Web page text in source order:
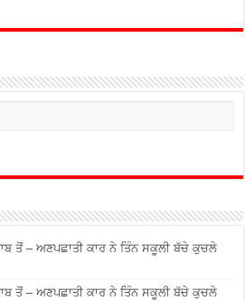
ਤੋਂ – ਅਣਪਛਾਤੀ ਕਾਰ ਨੇ ਤਿੰਨ ਸਕੂਲੀ ਬੱਚੇ ਕੁਚਲੇ
ਤੋਂ – ਅਣਪਛਾਤੀ ਕਾਰ ਨੇ ਤਿੰਨ ਸਕੂਲੀ ਬੱਚੇ ਕੁਚਲੇ